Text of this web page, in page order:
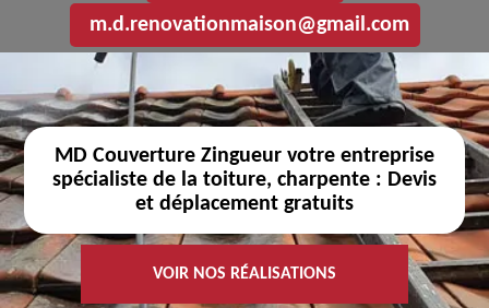
m.d.renovationmaison@gmail.com
MD Couverture Zingueur votre entreprise
spécialiste de la toiture, charpente : Devis
et déplacement gratuits
VOIR NOS RÉALISATIONS